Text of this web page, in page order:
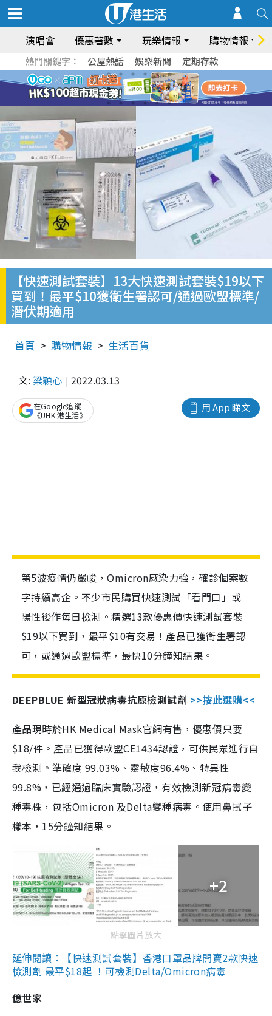
演唱會 優惠著數 玩樂情報 購物情報
熱門關鍵字： 公屋熱話 娛樂新聞 定期存款
【快速測試套裝】13大快速測試套裝$19以下
買到！最平$10獲衛生署認可/通過歐盟標準/
潛伏期適用
首頁 購物情報 生活百貨
文: 梁穎心 2022.03.13
用 App 睇文
在Google追蹤
《UHK 港生活》
第5波疫情仍嚴峻，Omicron感染力強，確診個案數
字持續高企。不少市民購買快速測試「看門口」或
陽性後作每日檢測。精選13款優惠價快速測試套裝
$19以下買到，最平$10有交易！產品已獲衛生署認
可，或通過歐盟標準，最快10分鐘知結果。
DEEPBLUE 新型冠狀病毒抗原檢測試劑 >>按此選購<<
產品現時於HK Medical Mask官網有售，優惠價只要
$18/件。產品已獲得歐盟CE1434認證，可供民眾進行自
我檢測。準確度 99.03%、靈敏度96.4%、特異性
99.8%，已經通過臨床實驗認證，有效檢測新冠病毒變
種毒株，包括Omicron 及Delta變種病毒。使用鼻拭子
樣本，15分鐘知結果。
+2
點擊圖片放大
延伸閱讀：【快速測試套裝】香港口罩品牌開賣2款快速
檢測劑 最平$18起 ！可檢測Delta/Omicron病毒
億世家